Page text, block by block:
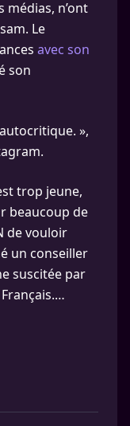
médias, n’ont
Le
avec son
son
»,
trop jeune,
beaucoup de
de vouloir
un conseiller
suscitée par